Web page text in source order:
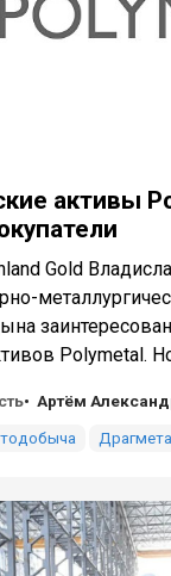
активы
Gold
Polymetal.
Артём